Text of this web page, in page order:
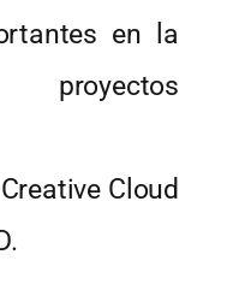
en la
Cloud